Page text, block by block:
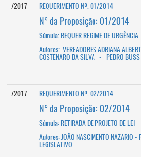
/2017 REQUERIMENTO Nº. 01/2014
N° da Proposição: 01/2014
Súmula: REQUER REGIME DE URGÊNCIA
Autores: VEREADORESADRIANA
COSTENARO DA SILVA - PEDRO
/2017 REQUERIMENTO Nº. 02/2014
N° da Proposição: 02/2014
Súmula: RETIRADA DE PROJETO DE LEI
Autores: JOÃO NASCIMENTO NAZARIO -
LEGISLATIVO